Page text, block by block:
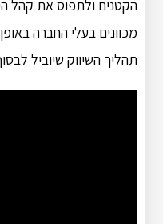
הקטנים ולתפוס את קהל
מכוונים בעלי החברה
תהליך השיווק שיוביל